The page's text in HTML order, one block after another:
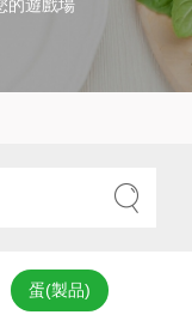
的遊戲場
蛋(製品)